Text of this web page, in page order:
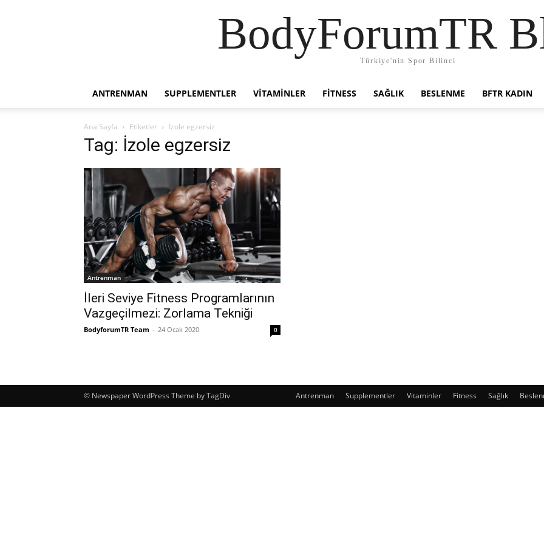
BodyForumTR
Türkiye'nin Spor Bilinci
ANTRENMAN SUPPLEMENTLER VITAMINLER FITNESS SAĞLIK BESLENME BFTR KADIN
Ana Sayfa Etiketler İzole egzersiz
Tag: İzole egzersiz
Antrenman
İleri Seviye Fitness Programlarının
Vazgeçilmezi: Zorlama Tekniği
BodyforumTR Team - 24 Ocak 2020 0
Antrenman Supplementler Vitaminler Fitness Sağlık
© Newspaper WordPress Theme by TagDiv